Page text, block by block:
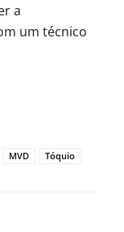
a
um técnico
MVD Tóquio